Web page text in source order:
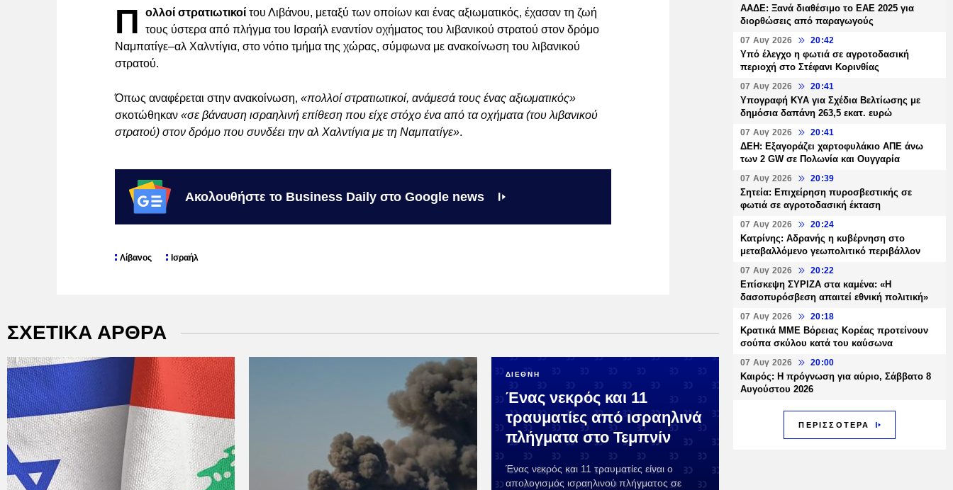
Π ολλοί στρατιωτικοί του Λιβάνου, μεταξύ των οποίων και ένας αξιωματικός, έχασαν τη ζωή
τους ύστερα από πλήγμα του Ισραήλ εναντίον οχήματος του λιβανικού στρατού στον δρόμο
Ναμπατίγε–αλ Χαλντίγια, στο νότιο τμήμα της χώρας, σύμφωνα με ανακοίνωση του λιβανικού
στρατού.
Όπως αναφέρεται στην ανακοίνωση, «πολλοί στρατιωτικοί, ανάμεσά τους ένας αξιωματικός»
σκοτώθηκαν «σε βάναυση ισραηλινή επίθεση που είχε στόχο ένα από τα οχήματα (του λιβανικού
στρατού) στον δρόμο που συνδέει την αλ Χαλντίγια με τη Ναμπατίγε».
Ακολουθήστε το Business Daily στο Google news
Λίβανος Ισραήλ
ΣΧΕΤΙΚΑ ΑΡΘΡΑ
ΔΙΕΘΝΗ
Ένας νεκρός και 11
τραυματίες από ισραηλινά
πλήγματα στο Τεμπνίν
Ένας νεκρός και 11 τραυματίες είναι ο
απολογισμός ισραηλινού πλήγματος σε
ΑΑΔΕ: Ξανά διαθέσιμο το ΕΑΕ 2025 για
διορθώσεις από παραγωγούς
07 Αυγ 2026 20:42
Υπό έλεγχο η φωτιά σε αγροτοδασική
περιοχή στο Στέφανι Κορινθίας
07 Αυγ 2026 20:41
Υπογραφή ΚΥΑ για Σχέδια Βελτίωσης με
δημόσια δαπάνη 263,5 εκατ. ευρώ
07 Αυγ 2026 20:41
ΔΕΗ: Εξαγοράζει χαρτοφυλάκιο ΑΠΕ άνω
των 2 GW σε Πολωνία και Ουγγαρία
07 Αυγ 2026 20:39
Σητεία: Επιχείρηση πυροσβεστικής σε
φωτιά σε αγροτοδασική έκταση
07 Αυγ 2026 20:24
Κατρίνης: Αδρανής η κυβέρνηση στο
μεταβαλλόμενο γεωπολιτικό περιβάλλον
07 Αυγ 2026 20:22
Επίσκεψη ΣΥΡΙΖΑ στα καμένα: «Η
δασοπυρόσβεση απαιτεί εθνική πολιτική»
07 Αυγ 2026 20:18
Κρατικά ΜΜΕ Βόρειας Κορέας προτείνουν
σούπα σκύλου κατά του καύσωνα
07 Αυγ 2026 20:00
Καιρός: Η πρόγνωση για αύριο, Σάββατο 8
Αυγούστου 2026
ΠΕΡΙΣΣΟΤΕΡΑ